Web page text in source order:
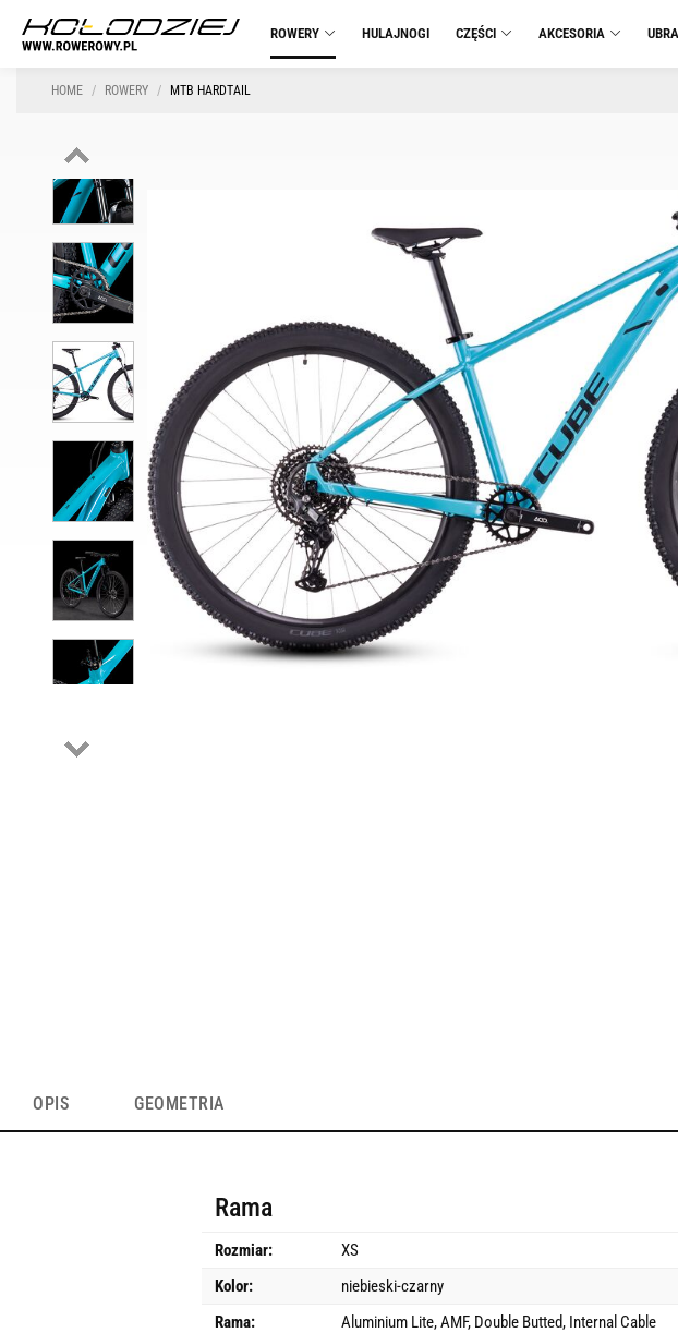
ROWERY HULAJNOGI CZĘŚCI AKCESORIA
HOME ROWERY MTB HARDTAIL
OPIS GEOMETRIA
Rama
Rozmiar:
XS
Kolor:
niebieski-czarny
Rama:
Aluminium Lite, AMF, Double Butted, Internal Cable